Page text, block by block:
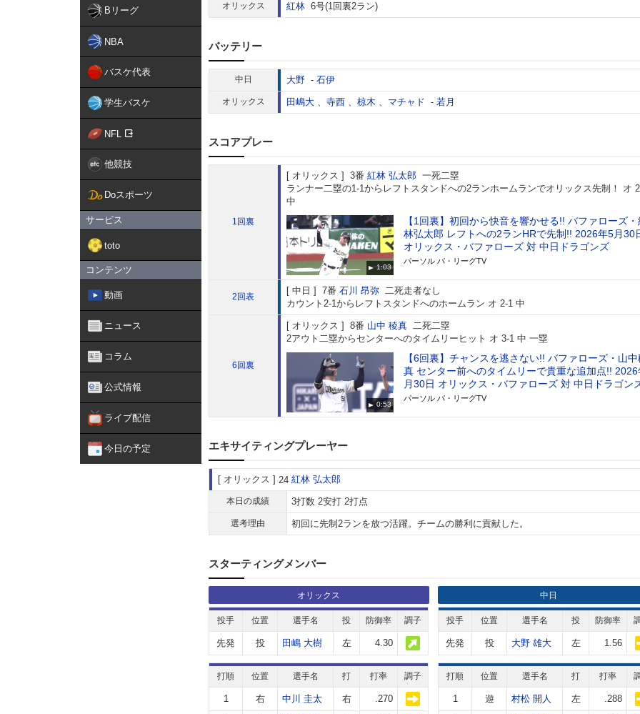
Bリーグ
NBA
バスケ代表
学生バスケ
NFL
他競技
Doスポーツ
サービス
toto
コンテンツ
動画
ニュース
コラム
公式情報
ライブ配信
今日の予定
オリックス 紅林 6号(1回裏2ラン)
バッテリー
中日 大野 - 石伊
オリックス 田嶋大 、 寺西 、 椋木 、 マチャド - 若月
スコアプレー
1回裏
オリックス 3番 紅林 弘太郎 一死二塁
ランナー二塁の1-1からレフトスタンドへの2ランホームランでオリックス先制！ オ
中
1:03
【1回裏】初回から快音を響かせる!! バファローズ・
林弘太郎 レフトへの2ランHRで先制!! 2026年5月30
オリックス・バファローズ 対 中日ドラゴンズ
パーソル パ・リーグTV
2回表
中日 7番 石川 昂弥 二死走者なし
カウント2-1からレフトスタンドへのホームラン オ 2-1 中
6回裏
オリックス 8番 山中 稜真 二死二塁
2アウト二塁からセンターへのタイムリーヒット オ 3-1 中 一塁
0:53
【6回裏】チャンスを逃さない!! バファローズ・山中
真 センター前へのタイムリーで貴重な追加点!! 2026
月30日 オリックス・バファローズ 対 中日ドラゴン
パーソル パ・リーグTV
エキサイティングプレーヤー
オリックス 24 紅林 弘太郎
本日の成績 3打数 2安打 2打点
選考理由 初回に先制2ランを放つ活躍。チームの勝利に貢献した。
スターティングメンバー
オリックス
投手 位置 選手名 投 防御率 調子
先発 投 田嶋 大樹 左 4.30
打順 位置 選手名 打 打率 調子
1 右 中川 圭太 右 .270
中日
投手 位置 選手名 投 防御率
先発 投 大野 雄大 左 1.56
打順 位置 選手名 打 打率
1 遊 村松 開人 左 .288